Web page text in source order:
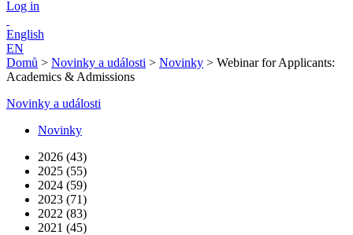
Log in
English
EN
Domů > Novinky a události > Novinky > Webinar for Applicants:
Academics & Admissions
Novinky a události
Novinky
2026 (43)
2025 (55)
2024 (59)
2023 (71)
2022 (83)
2021 (45)